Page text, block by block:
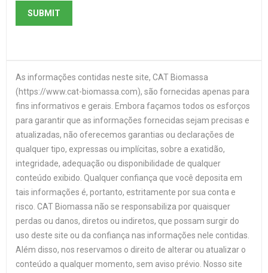
As informações contidas neste site, CAT Biomassa
(https://www.cat-biomassa.com), são fornecidas apenas para
fins informativos e gerais. Embora façamos todos os esforços
para garantir que as informações fornecidas sejam precisas e
atualizadas, não oferecemos garantias ou declarações de
qualquer tipo, expressas ou implícitas, sobre a exatidão,
integridade, adequação ou disponibilidade de qualquer
conteúdo exibido. Qualquer confiança que você deposita em
tais informações é, portanto, estritamente por sua conta e
risco. CAT Biomassa não se responsabiliza por quaisquer
perdas ou danos, diretos ou indiretos, que possam surgir do
uso deste site ou da confiança nas informações nele contidas.
Além disso, nos reservamos o direito de alterar ou atualizar o
conteúdo a qualquer momento, sem aviso prévio. Nosso site